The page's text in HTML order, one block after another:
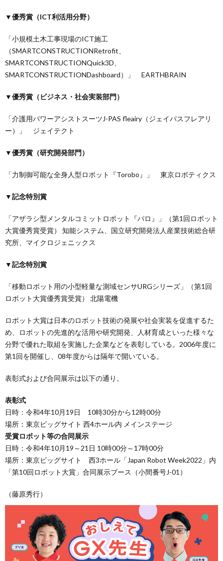
▼優秀賞（ICT利活用分野）
「小規模土木工事現場のICT施工
（SMARTCONSTRUCTIONRetrofit、
SMARTCONSTRUCTIONQuick3D、
SMARTCONSTRUCTIONDashboard）」 EARTHBRAIN
▼優秀賞（ビジネス・社会実装部門）
「介護用パワーアシストスーツJ-PAS fleairy（ジェイパスフレアリ
ー）」 ジェイテクト
▼優秀賞（研究開発部門）
「力制御可能な全身人型ロボット『Torobo』」 東京ロボティクス
▼記念特別賞
「アザラシ型メンタルコミットロボット『パロ』」（第1回ロボット
大賞優秀賞受賞） 知能システム、国立研究開発法人産業技術総合研
究所、マイクロジェニックス
▼記念特別賞
「移動ロボット用の小型軽量な測域センサURGシリーズ」（第1回
ロボット大賞優秀賞受賞） 北陽電機
ロボット大賞は日本のロボット技術の発展や社会実装を促進するた
め、ロボットの先進的な活用や研究開発、人材育成といった様々な
分野で優れた取組を実施した企業などを表彰している。2006年度に
第1回を開催し、08年度からは隔年で開いている。
表彰式および合同展示は以下の通り。
表彰式
日時：令和4年10月19日 10時30分から12時00分
場所：東京ビッグサイト 西4ホール内 メインステージ
受賞ロボット等の合同展示
日時：令和4年10月19～21日 10時00分～17時00分
場所：東京ビッグサイト 西3ホール「Japan Robot Week2022」内
「第10回ロボット大賞」合同展示ブース（小間番号J-01）
（藤原秀行）